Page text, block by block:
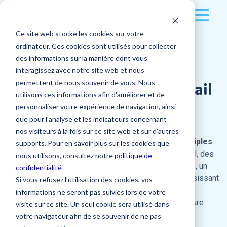
Ce site web stocke les cookies sur votre
ordinateur. Ces cookies sont utilisés pour collecter
des informations sur la manière dont vous
interagissez avec notre site web et nous
permettent de nous souvenir de vous. Nous
utilisons ces informations afin d'améliorer et de
personnaliser votre expérience de navigation, ainsi
que pour l'analyse et les indicateurs concernant
nos visiteurs à la fois sur ce site web et sur d'autres
supports. Pour en savoir plus sur les cookies que
nous utilisons, consultez notrepolitique de
confidentialité
Si vous refusez l'utilisation des cookies, vos
informations ne seront pas suivies lors de votre
visite sur ce site. Un seul cookie sera utilisé dans
votre navigateur afin de se souvenir de ne pas
Solution
Multi-supports
Application mobile
Version desktop
Applications
Publications
Clients
Secteurs d'activité
Grande Distribution
Transport et Logistique
Industrie
➝ Tous les secteurs d'activité
Ressources
Nos conseils pour une communication interne
optimale
🚀 Centre d'accompagnement
👨‍🍳 Nos recettes de communication interne
📁 Nos contenus téléchargeables
Tarifs
Tarifs
🪙 Tarifs
💰 Simulez votre ROI
Entreprise
L'entreprise
Qui sommes-nous ?
Se connecter
Contacter notre équipe
Secteur duBTP
Construisez la vie au travail
de demain
Lesentreprises du BTPsont touchées par de
multiples
problématiques: un taux élevé d’accidents du travail, des
équipes éloignées, une fracture numérique et sociale, un
manque d'informations et de connaissances. En choisissant
outil collaboratif Steeple, vous impliquez vos
collaborateurs, instaurez une proximité et une meilleure
qualité de vie au travail.